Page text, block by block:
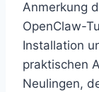
Anmerkung
OpenClaw-
Installation
praktischen
Neulingen,